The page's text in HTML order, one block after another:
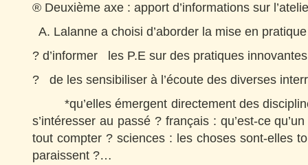
® Deuxième axe : apport d’informations sur
A. Lalanne a choisi d’aborder la mise en
? d’informer les P.E sur des pratiques
? de les sensibiliser à l’écoute des diverses
*qu’elles émergent directement des
s’intéresser au passé ? français : qu’est-ce
tout compter ? sciences : les choses sont-elles
paraissent ?…